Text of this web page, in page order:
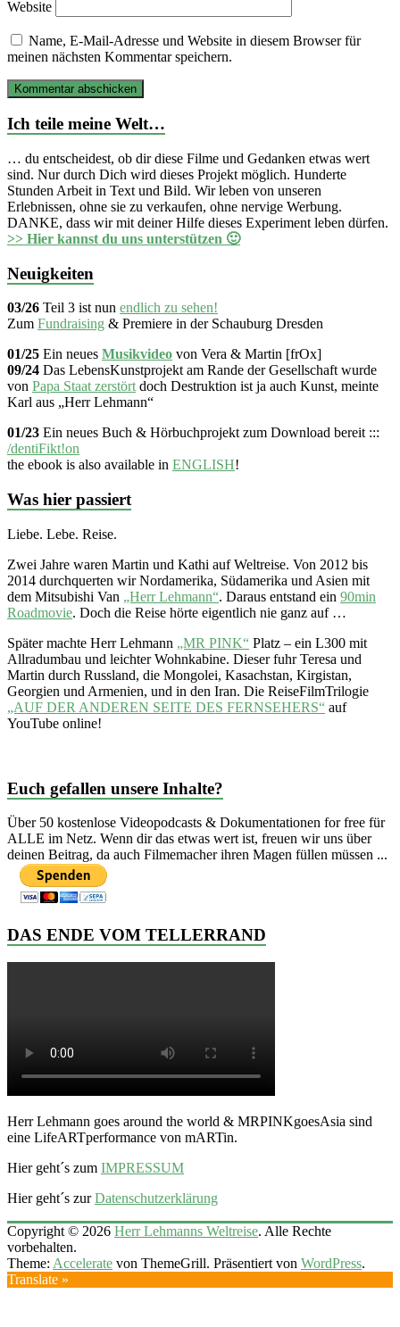
Website
Name, E-Mail-Adresse und Website in diesem Browser für
meinen nächsten Kommentar speichern.
Ich teile meine Welt…
… du entscheidest, ob dir diese Filme und Gedanken etwas wert
sind. Nur durch Dich wird dieses Projekt möglich. Hunderte
Stunden Arbeit in Text und Bild. Wir leben von unseren
Erlebnissen, ohne sie zu verkaufen, ohne nervige Werbung.
DANKE, dass wir mit deiner Hilfe dieses Experiment leben dürfen.
>> Hier kannst du uns unterstützen 🙂
Neuigkeiten
03/26 Teil 3 ist nun endlich zu sehen!
Zum Fundraising & Premiere in der Schauburg Dresden
01/25 Ein neues Musikvideo von Vera & Martin [frOx]
09/24 Das LebensKunstprojekt am Rande der Gesellschaft wurde
von Papa Staat zerstörtdoch Destruktion ist ja auch Kunst, meinte
Karl aus „Herr Lehmann“
01/23 Ein neues Buch & Hörbuchprojekt zum Download bereit :::
/dentiFikt!on
the ebook is also available in ENGLISH!
Was hier passiert
Liebe. Lebe. Reise.
Zwei Jahre waren Martin und Kathi auf Weltreise. Von 2012 bis
2014 durchquerten wir Nordamerika, Südamerika und Asien mit
dem Mitsubishi Van „Herr Lehmann“. Daraus entstand ein 90min
Roadmovie. Doch die Reise hörte eigentlich nie ganz auf …
Später machte Herr Lehmann „MR PINK“ Platz – ein L300 mit
Allradumbau und leichter Wohnkabine. Dieser fuhr Teresa und
Martin durch Russland, die Mongolei, Kasachstan, Kirgistan,
Georgien und Armenien, und in den Iran. Die ReiseFilmTrilogie
„AUF DER ANDEREN SEITE DES FERNSEHERS“ auf
YouTube online!
Euch gefallen unsere Inhalte?
Über 50 kostenlose Videopodcasts & Dokumentationen for free für
ALLE im Netz. Wenn dir das etwas wert ist, freuen wir uns über
deinen Beitrag, da auch Filmemacher ihren Magen füllen müssen ...
DAS ENDE VOM TELLERRAND
Herr Lehmann goes around the world & MRPINKgoesAsia sind
eine LifeARTperformance von mARTin.
Hier geht´s zum IMPRESSUM
Hier geht´s zurDatenschutzerklärung
Copyright © 2026 Herr Lehmanns Weltreise. Alle Rechte
vorbehalten.
Theme: Accelerate von ThemeGrill. Präsentiert von WordPress.
Translate »